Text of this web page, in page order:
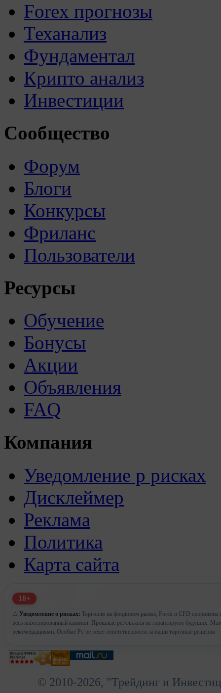
Forex прогнозы
Теханализ
Фундаментал
Крипто анализ
Инвестиции
Сообщество
Форум
Блоги
Конкурсы
Фриланс
Пользователи
Ресурсы
Обучение
Бонусы
Акции
Объявления
FAQ
Компания
Уведомление р рисках
Дисклеймер
Реклама
Политика
Карта сайта
18+
⚠️ Уведомление о рисках: Торговля на фондовом рынке, Forex и CFD сопряжена
весь инвестированный капитал. Прошлые результаты не гарантируют будущих.
рекомендациями. Особые Ру не несет ответственности за ваши торговые решения
© 2010-2026, "Трейдинг и